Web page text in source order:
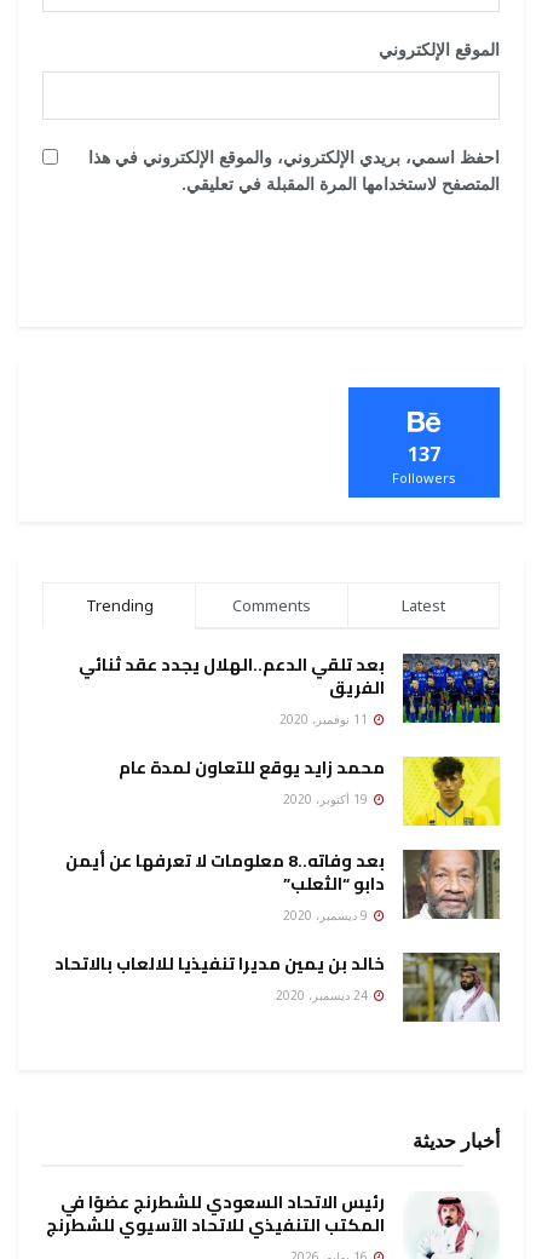
الموقع الإلكتروني
احفظ اسمي، بريدي الإلكتروني، والموقع الإلكتروني في هذا
المتصفح لاستخدامها المرة المقبلة في تعليقي.
137
Followers
Trending Comments Latest
بعد تلقي الدعم..الهلال يجدد عقد ثنائي
الفريق
محمد زايد يوقع للتعاون لمدة عام
بعد وفاته..8 معلومات لا تعرفها عن أيمن
دابو “الثعلب”
خالد بن يمين مديرا تنفيذيا للالعاب بالاتحاد
أخبار حديثة
رئيس الاتحاد السعودي للشطرنج عضوًا في
المكتب التنفيذي للاتحاد الآسيوي للشطرنج